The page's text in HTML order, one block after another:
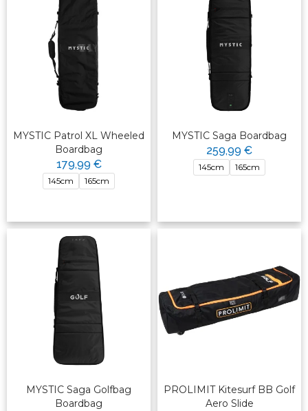
MYSTIC Patrol XL Wheeled
Boardbag
179,99 €
145cm 165cm
MYSTIC Saga Boardbag
259,99 €
145cm 165cm
MYSTIC Saga Golfbag
Boardbag
PROLIMIT Kitesurf BB Golf
Aero Slide